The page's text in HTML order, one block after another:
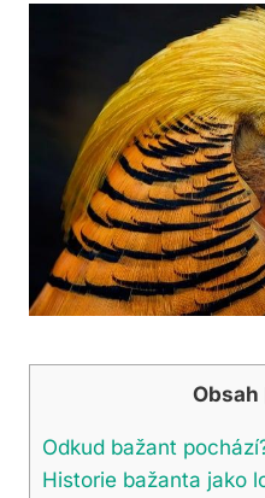
Obsah
Odkud bažant
Historie bažanta jako